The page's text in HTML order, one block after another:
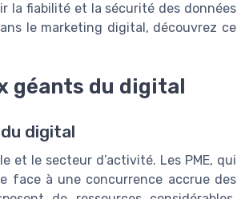
la fiabilité et la sécurité des données
le marketing digital, découvrez ce
géants du digital
digital
et le secteur d’activité. Les PME, qui
face à une concurrence accrue des